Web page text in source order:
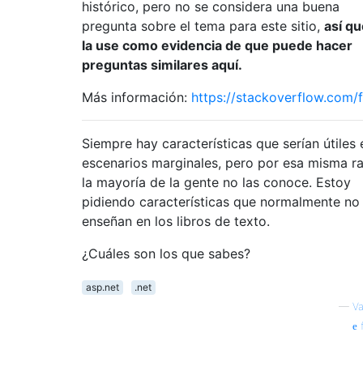
histórico, pero no se considera una buena
pregunta sobre el tema para este sitio, así
la use como evidencia de que puede hacer
preguntas similares aquí.
Más información: https://stackoverflow.com/
Siempre hay características que serían útiles
escenarios marginales, pero por esa misma
la mayoría de la gente no las conoce. Estoy
pidiendo características que normalmente no
enseñan en los libros de texto.
¿Cuáles son los que sabes?
asp.net
.net
—